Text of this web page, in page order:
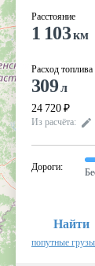
Расстояние
1 103км
Расход топлива
309л
24 720 ₽
Из расчёта:
Дороги:
Найти
попутные грузы